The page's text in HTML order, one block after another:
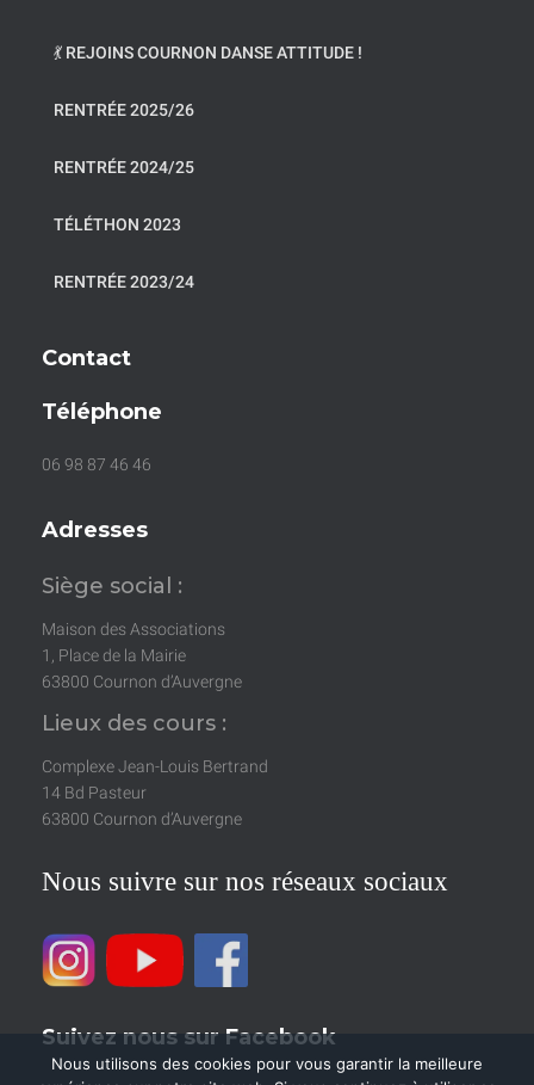
💃 REJOINS COURNON DANSE ATTITUDE !
RENTRÉE 2025/26
RENTRÉE 2024/25
TÉLÉTHON 2023
RENTRÉE 2023/24
Contact
Téléphone
06 98 87 46 46
Adresses
Siège social :
Maison des Associations
1, Place de la Mairie
63800 Cournon d’Auvergne
Lieux des cours :
Complexe Jean-Louis Bertrand
14 Bd Pasteur
63800 Cournon d’Auvergne
Nous suivre sur nos réseaux sociaux
Suivez nous sur Facebook
Nous utilisons des cookies pour vous garantir la meilleure